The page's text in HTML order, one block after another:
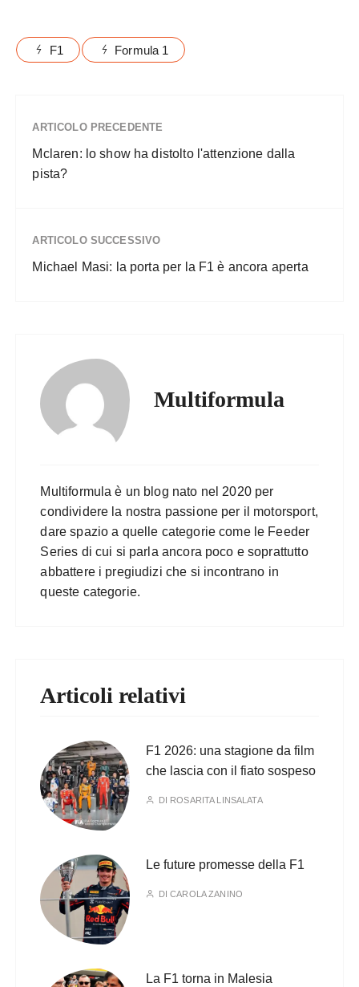
F1 Formula 1
ARTICOLO PRECEDENTE
Mclaren: lo show ha distolto l'attenzione dalla
pista?
ARTICOLO SUCCESSIVO
Michael Masi: la porta per la F1 è ancora aperta
Multiformula
Multiformula è un blog nato nel 2020 per
condividere la nostra passione per il motorsport,
dare spazio a quelle categorie come le Feeder
Series di cui si parla ancora poco e soprattutto
abbattere i pregiudizi che si incontrano in
queste categorie.
Articoli relativi
F1 2026: una stagione da film
che lascia con il fiato sospeso
DI ROSARITA LINSALATA
Le future promesse della F1
DICAROLA ZANINO
La F1 torna in Malesia